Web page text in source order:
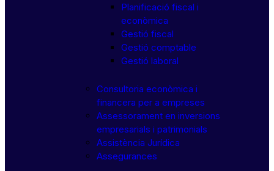
Planificació fiscal i
econòmica
Gestió fiscal
Gestió comptable
Gestió laboral
Consultoria econòmica i
financera per a empreses
Assessorament en inversions
empresarials i patrimonials
Assistència Jurídica
Assegurances